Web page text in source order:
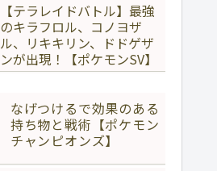
【テラレイドバトル】最強
のキラフロル、コノヨザ
ル、リキキリン、ドドゲザ
ンが出現！【ポケモンSV】
なげつけるで効果のある
持ち物と戦術【ポケモン
チャンピオンズ】